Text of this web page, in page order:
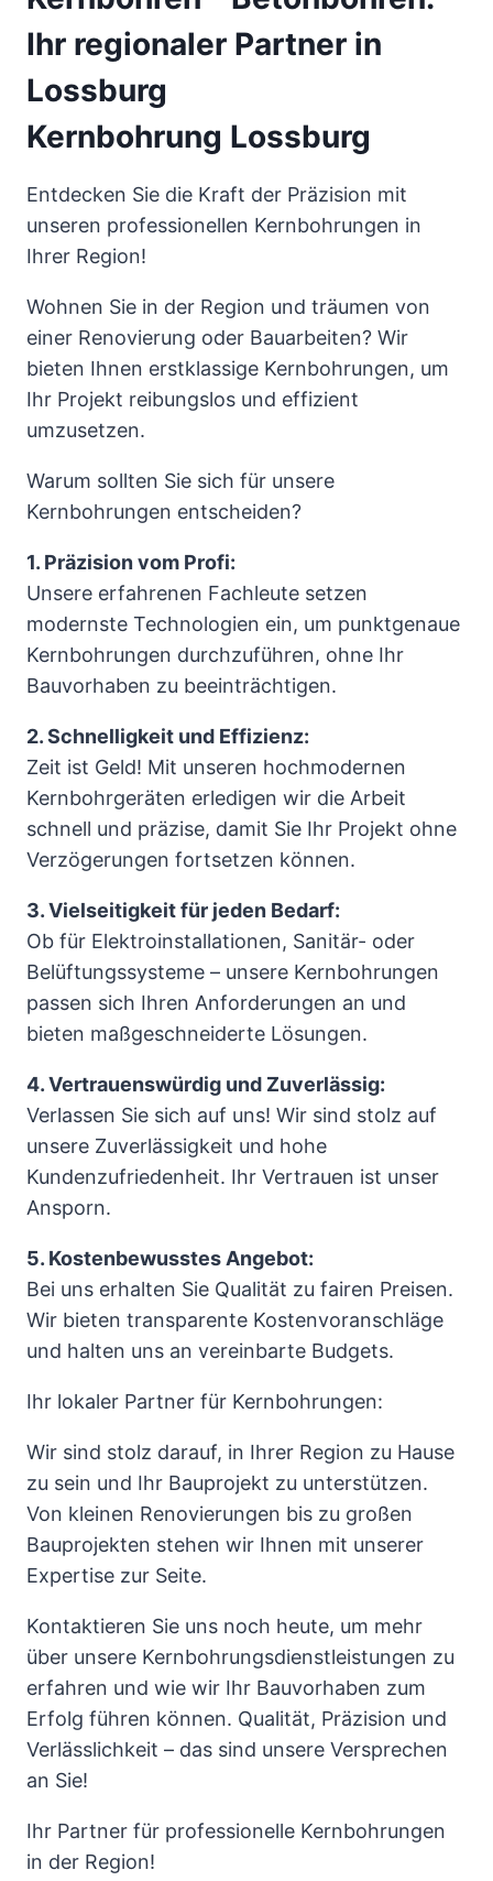
Ihr regionaler Partner in
Lossburg
Kernbohrung Lossburg
Entdecken Sie die Kraft der Präzision mit
unseren professionellen Kernbohrungen in
Ihrer Region!
Wohnen Sie in der Region und träumen von
einer Renovierung oder Bauarbeiten? Wir
bieten Ihnen erstklassige Kernbohrungen, um
Ihr Projekt reibungslos und effizient
umzusetzen.
Warum sollten Sie sich für unsere
Kernbohrungen entscheiden?
1. Präzision vom Profi:
Unsere erfahrenen Fachleute setzen
modernste Technologien ein, um punktgenaue
Kernbohrungen durchzuführen, ohne Ihr
Bauvorhaben zu beeinträchtigen.
2. Schnelligkeit und Effizienz:
Zeit ist Geld! Mit unseren hochmodernen
Kernbohrgeräten erledigen wir die Arbeit
schnell und präzise, damit Sie Ihr Projekt ohne
Verzögerungen fortsetzen können.
3. Vielseitigkeit für jeden Bedarf:
Ob für Elektroinstallationen, Sanitär- oder
Belüftungssysteme – unsere Kernbohrungen
passen sich Ihren Anforderungen an und
bieten maßgeschneiderte Lösungen.
4. Vertrauenswürdig und Zuverlässig:
Verlassen Sie sich auf uns! Wir sind stolz auf
unsere Zuverlässigkeit und hohe
Kundenzufriedenheit. Ihr Vertrauen ist unser
Ansporn.
5. Kostenbewusstes Angebot:
Bei uns erhalten Sie Qualität zu fairen Preisen.
Wir bieten transparente Kostenvoranschläge
und halten uns an vereinbarte Budgets.
Ihr lokaler Partner für Kernbohrungen:
Wir sind stolz darauf, in Ihrer Region zu Hause
zu sein und Ihr Bauprojekt zu unterstützen.
Von kleinen Renovierungen bis zu großen
Bauprojekten stehen wir Ihnen mit unserer
Expertise zur Seite.
Kontaktieren Sie uns noch heute, um mehr
über unsere Kernbohrungsdienstleistungen zu
erfahren und wie wir Ihr Bauvorhaben zum
Erfolg führen können. Qualität, Präzision und
Verlässlichkeit – das sind unsere Versprechen
an Sie!
Ihr Partner für professionelle Kernbohrungen
in der Region!